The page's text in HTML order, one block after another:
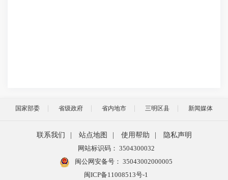
国家部委 省级政府 省内地市 三明区县 新闻媒体
联系我们 站点地图 使用帮助
隐私声明
网站标识码： 3504300032
闽公网安备号： 35043002000005
闽ICP备11008513号-1